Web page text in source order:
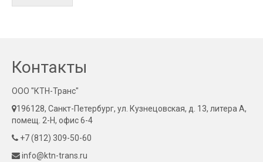
Контакты
ООО "КТН-Транс"
196128, Санкт-Петербург, ул. Кузнецовская, д. 13, литера А,
помещ. 2-Н, офис 6-4
+7 (812) 309-50-60
info@ktn-trans.ru